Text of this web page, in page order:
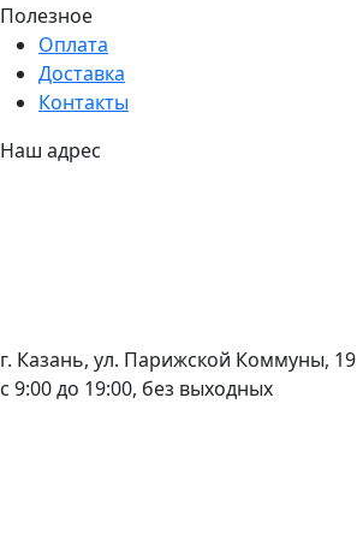
Полезное
Оплата
Доставка
Контакты
Наш адрес
г. Казань, ул. Парижской Коммуны, 19
с 9:00 до 19:00, без выходных